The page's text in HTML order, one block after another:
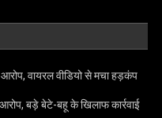
वायरल वीडियो से मचा हड़कंप
बड़े बेटे-बहू के खिलाफ कार्रवाई